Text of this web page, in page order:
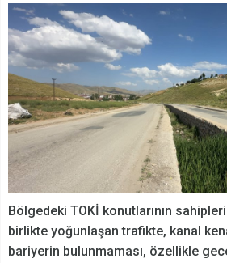
Bölgedeki TOKİ konutlarının
birlikte yoğunlaşan trafikte, kanal
bariyerin bulunmaması, özellikle